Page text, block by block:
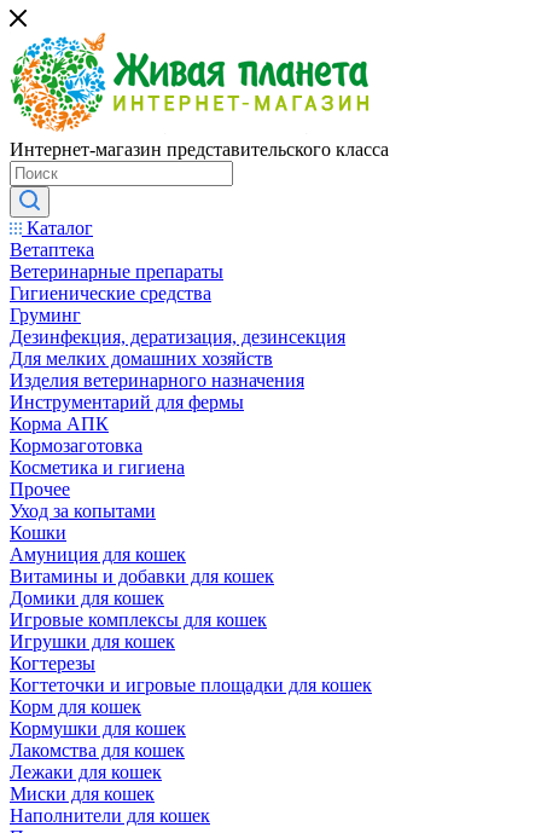
Интернет-магазин представительского класса
Каталог
Ветаптека
Ветеринарные препараты
Гигиенические средства
Груминг
Дезинфекция, дератизация, дезинсекция
Для мелких домашних хозяйств
Изделия ветеринарного назначения
Инструментарий для фермы
Корма АПК
Кормозаготовка
Косметика и гигиена
Прочее
Уход за копытами
Кошки
Амуниция для кошек
Витамины и добавки для кошек
Домики для кошек
Игровые комплексы для кошек
Игрушки для кошек
Когтерезы
Когтеточки и игровые площадки для кошек
Корм для кошек
Кормушки для кошек
Лакомства для кошек
Лежаки для кошек
Миски для кошек
Наполнители для кошек